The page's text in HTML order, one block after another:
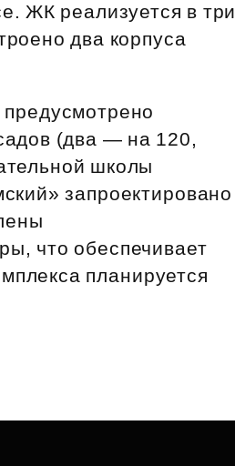
ЖК реализуется в три
два корпуса
предусмотрено
(два — на 120,
школы
запроектировано
что обеспечивает
планируется